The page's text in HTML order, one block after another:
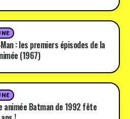
: les premiers épisodes de la
(1967)
animée Batman de 1992 fête